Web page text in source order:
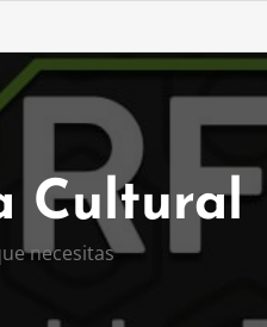
Cultural
necesitas